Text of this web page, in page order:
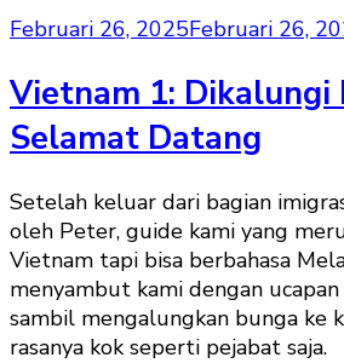
Februari 26, 2025Februari 26,
Vietnam 1: Dikalungi
Selamat Datang
Setelah keluar dari bagian
oleh Peter, guide kami yang
Vietnam tapi bisa berbahasa
menyambut kami dengan
sambil mengalungkan bunga ke
rasanya kok seperti pejabat saja.